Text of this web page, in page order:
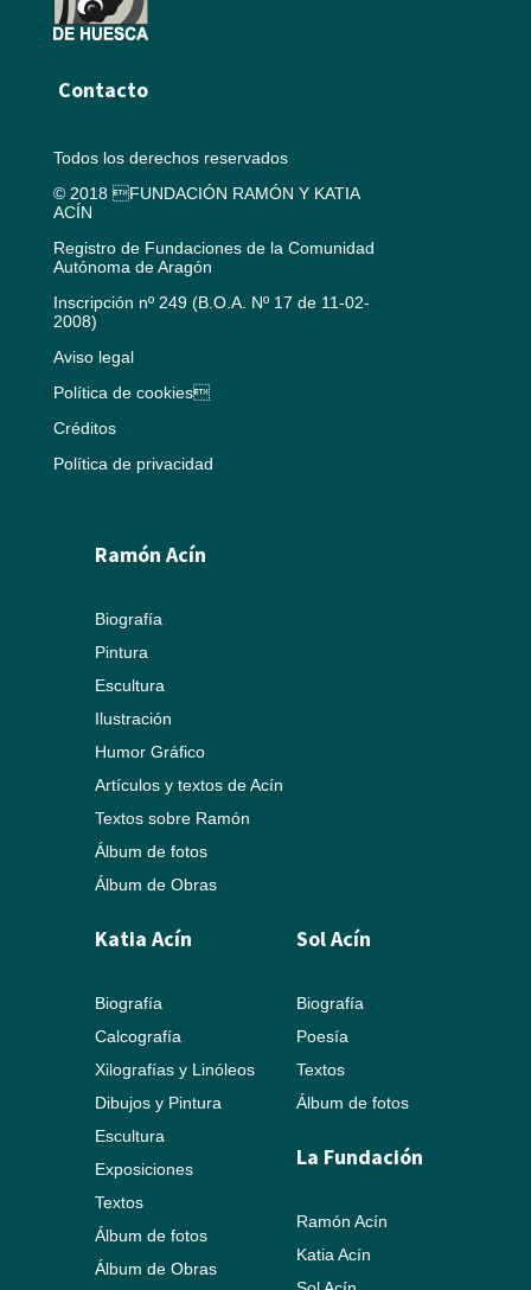
Contacto
Todos los derechos reservados
© 2018 FUNDACIÓN RAMÓN Y KATIA
ACÍN
Registro de Fundaciones de la Comunidad
Autónoma de Aragón
Inscripción nº 249 (B.O.A. Nº 17 de 11-02-
2008)
Aviso legal
Política de cookies
Créditos
Política de privacidad
Ramón Acín
Biografía
Pintura
Escultura
Ilustración
Humor Gráfico
Artículos y textos de Acín
Textos sobre Ramón
Álbum de fotos
Álbum de Obras
Katia Acín
Biografía
Calcografía
Xilografías y Linóleos
Dibujos y Pintura
Escultura
Exposiciones
Textos
Álbum de fotos
Álbum de Obras
Sol Acín
Biografía
Poesía
Textos
Álbum de fotos
La Fundación
Ramón Acín
Katia Acín